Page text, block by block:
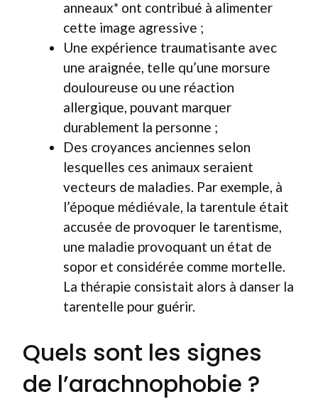
anneaux* ont contribué à alimenter
cette image agressive ;
Une expérience traumatisante avec
une araignée, telle qu’une morsure
douloureuse ou une réaction
allergique, pouvant marquer
durablement la personne ;
Des croyances anciennes selon
lesquelles ces animaux seraient
vecteurs de maladies. Par exemple, à
l’époque médiévale, la tarentule était
accusée de provoquer le tarentisme,
une maladie provoquant un état de
sopor et considérée comme mortelle.
La thérapie consistait alors à danser la
tarentelle pour guérir.
Quels sont les signes
de l’arachnophobie ?